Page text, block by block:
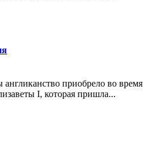
приобрело во время
I, которая пришла...